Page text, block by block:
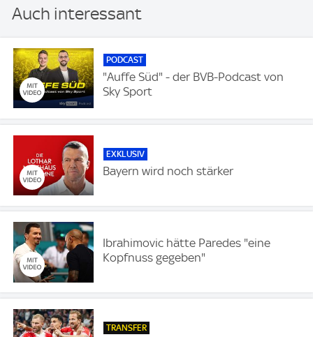
Auch interessant
PODCAST
"Auffe Süd" - der BVB-Podcast von
Sky Sport
EXKLUSIV
Bayern wird noch stärker
Ibrahimovic hätte Paredes "eine
Kopfnuss gegeben"
TRANSFER